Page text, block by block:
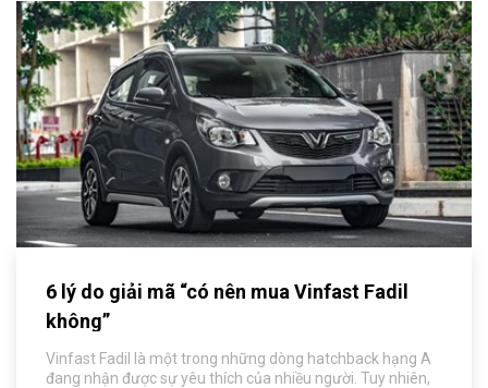
6 lý do giải mã “có nên mua Vinfast Fadil
không”
Vinfast Fadil là một trong những dòng hatchback hạng A
đang nhận được sự yêu thích của nhiều người. Tuy nhiên,